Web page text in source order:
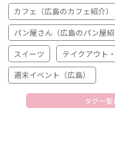
カフェ（広島のカフェ紹介）
パン屋さん（広島のパン屋紹
スイーツ
テイクアウト
週末イベント（広島）
タグ一